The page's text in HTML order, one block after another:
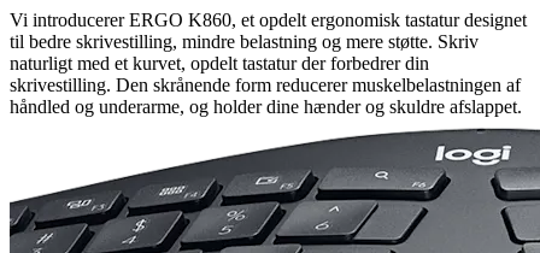
Vi introducerer ERGO K860, et opdelt ergonomisk tastatur designet
til bedre skrivestilling, mindre belastning og mere støtte. Skriv
naturligt med et kurvet, opdelt tastatur der forbedrer din
skrivestilling. Den skrånende form reducerer muskelbelastningen af
håndled og underarme, og holder dine hænder og skuldre afslappet.